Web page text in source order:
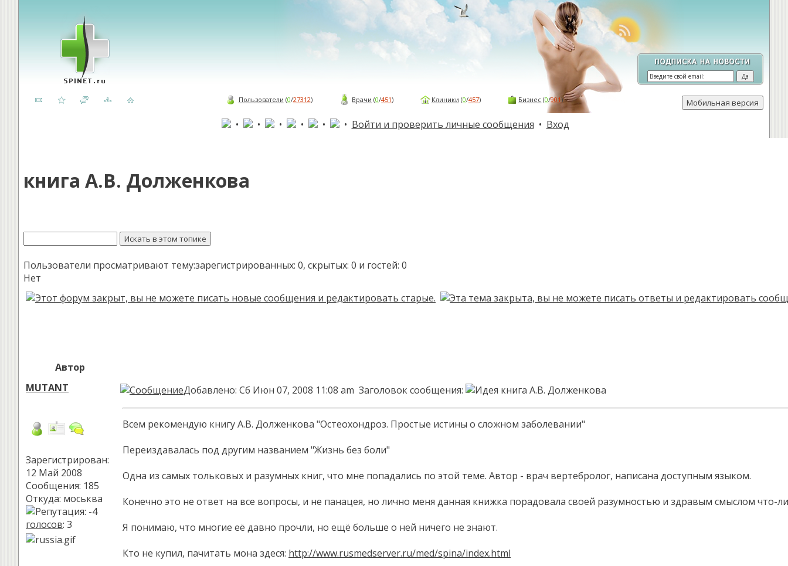
Пользователи (0/27312) Врачи (0/451) Клиники (0/457) Бизнес (0/901)
• • • • • • Войти и проверить личные сообщения • Вход
книга А.В. Долженкова
Пользователи просматривают тему:зарегистрированных: 0, скрытых: 0 и гостей: 0
Нет
Автор
MUTANT
Зарегистрирован:
12 Май 2008
Сообщения: 185
Откуда: моськва
голосов: 3
Добавлено: Сб Июн 07, 2008 11:08 am Заголовок сообщения: книга А.В. Долженкова
Всем рекомендую книгу А.В. Долженкова "Остеохондроз. Простые истины о сложном заболевании"
Переиздавалась под другим названием "Жизнь без боли"
Одна из самых тольковых и разумных книг, что мне попадались по этой теме. Автор - врач вертебролог, написана доступным языком.
Конечно это не ответ на все вопросы, и не панацея, но лично меня данная книжка порадовала своей разумностью и здравым смыслом что-
Я понимаю, что многие её давно прочли, но ещё больше о ней ничего не знают.
Кто не купил, пачитать мона здеся: http://www.rusmedserver.ru/med/spina/index.html